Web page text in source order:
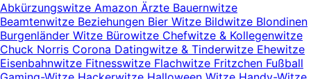
Abkürzungswitze Amazon Ärzte Bauernwitze
Beamtenwitze Beziehungen Bier Witze Bildwitze Blondinen
Burgenländer Witze Bürowitze Chefwitze & Kollegenwitze
Chuck Norris Corona Datingwitze & Tinderwitze Ehewitze
Eisenbahnwitze Fitnesswitze Flachwitze Fritzchen Fußball